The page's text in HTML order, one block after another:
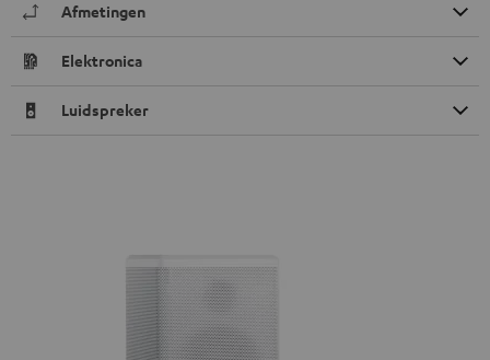
Afmetingen
Elektronica
Luidspreker